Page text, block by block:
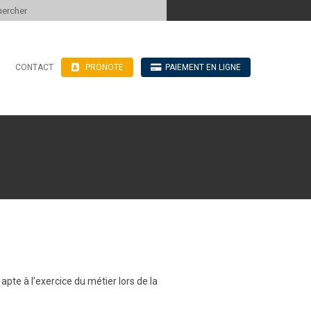
ligne
CONTACT PRONOTE PAIEMENT EN LIGNE
à l’exercice du métier lors de la